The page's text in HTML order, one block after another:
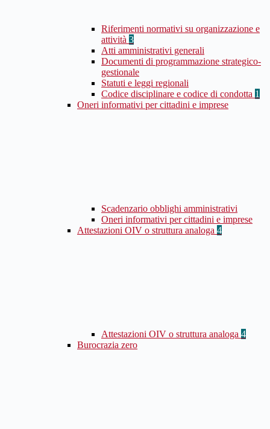
Riferimenti normativi su organizzazione e
attività 3
Atti amministrativi generali
Documenti di programmazione strategico-
gestionale
Statuti e leggi regionali
Codice disciplinare e codice di condotta 1
Oneri informativi per cittadini e imprese
Scadenzario obblighi amministrativi
Oneri informativi per cittadini e imprese
Attestazioni OIV o struttura analoga 4
Attestazioni OIV o struttura analoga 4
Burocrazia zero